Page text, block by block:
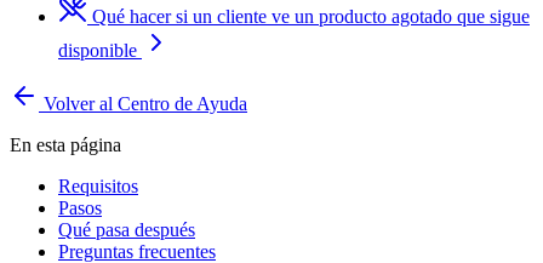
Qué hacer si un cliente ve un producto agotado que sigue
disponible
Volver al Centro de Ayuda
En esta página
Requisitos
Pasos
Qué pasa después
Preguntas frecuentes